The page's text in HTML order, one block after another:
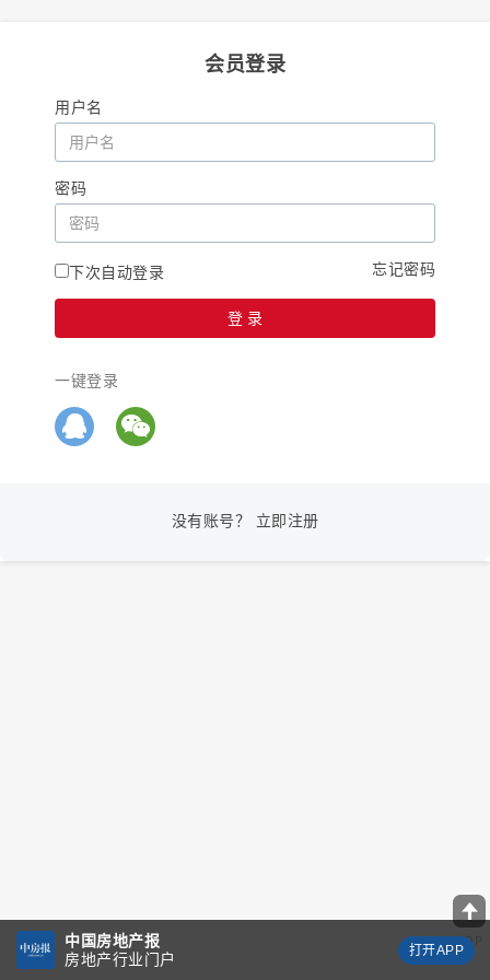
会员登录
用户名
密码
下次自动登录 忘记密码
一键登录
没有账号？ 立即注册
中国房地产报
房地产行业门户
打开APP
TOP